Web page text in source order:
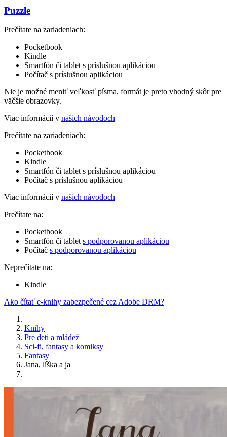
Puzzle
Prečítate na zariadeniach:
Pocketbook
Kindle
Smartfón či tablet s príslušnou aplikáciou
Počítač s príslušnou aplikáciou
Nie je možné meniť veľkosť písma, formát je preto vhodný skôr pre
väčšie obrazovky.
Viac informácií v našich návodoch
Prečítate na zariadeniach:
Pocketbook
Kindle
Smartfón či tablet s príslušnou aplikáciou
Počítač s príslušnou aplikáciou
Viac informácií v našich návodoch
Prečítate na:
Pocketbook
Smartfón či tablet s podporovanou aplikáciou
Počítač s podporovanou aplikáciou
Neprečítate na:
Kindle
Ako čítať e-knihy zabezpečené cez Adobe DRM?
Knihy
Pre deti a mládež
Sci-fi, fantasy a komiksy
Fantasy
Jana, líška a ja